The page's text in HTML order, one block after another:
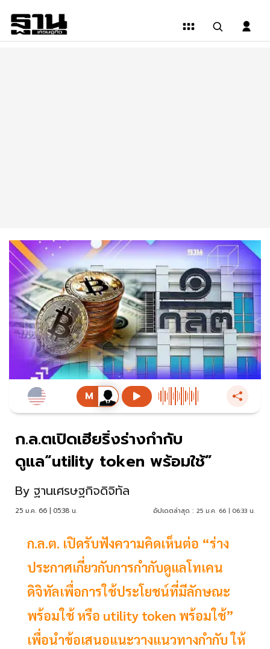
ก.ล.ตเปิดเฮียริ่งร่างกำกับ
ดูแล“utility token พร้อมใช้”
By ฐานเศรษฐกิจดิจิทัล
25 ม.ค. 66 | 05:38 น. อัปเดตล่าสุด : 25 ม.ค. 66 | 06:33 น.
ก.ล.ต. เปิดรับฟังความคิดเห็นต่อ “ร่าง
ประกาศเกี่ยวกับการกำกับดูแลโทเคน
ดิจิทัลเพื่อการใช้ประโยชน์ที่มีลักษณะ
พร้อมใช้ หรือ utility token พร้อมใช้”
เพื่อนำข้อเสนอแนะวางแนวทางกำกับ ให้